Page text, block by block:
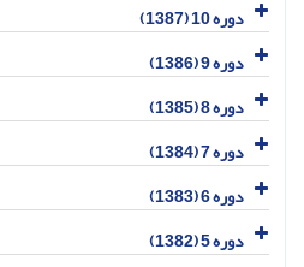
دوره 10 (1387)
دوره 9 (1386)
دوره 8 (1385)
دوره 7 (1384)
دوره 6 (1383)
دوره 5 (1382)